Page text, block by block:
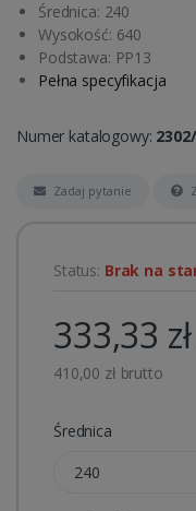
Średnica: 240
Wysokość: 640
Podstawa: PP13
Pełna specyfikacja
Numer katalogowy:
Zadaj pytanie
Status: Brak na
333,33 zł
410,00 zł brutto
Średnica
240